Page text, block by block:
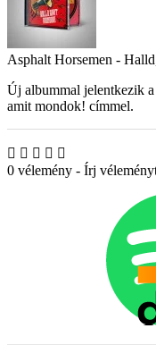
Asphalt Horsemen -
Új albummal jelentkezik
amit mondok! címmel.
0 vélemény - Írj